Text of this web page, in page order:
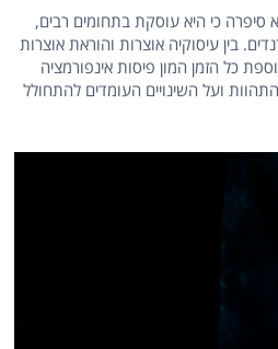
כי היא עוסקת בתחומים רבים,
בין עיסוקיה אוצרות והוראת אוצרות
כל הזמן המון פיסות אינפורמציה
ועל השינויים העומדים להתחולל